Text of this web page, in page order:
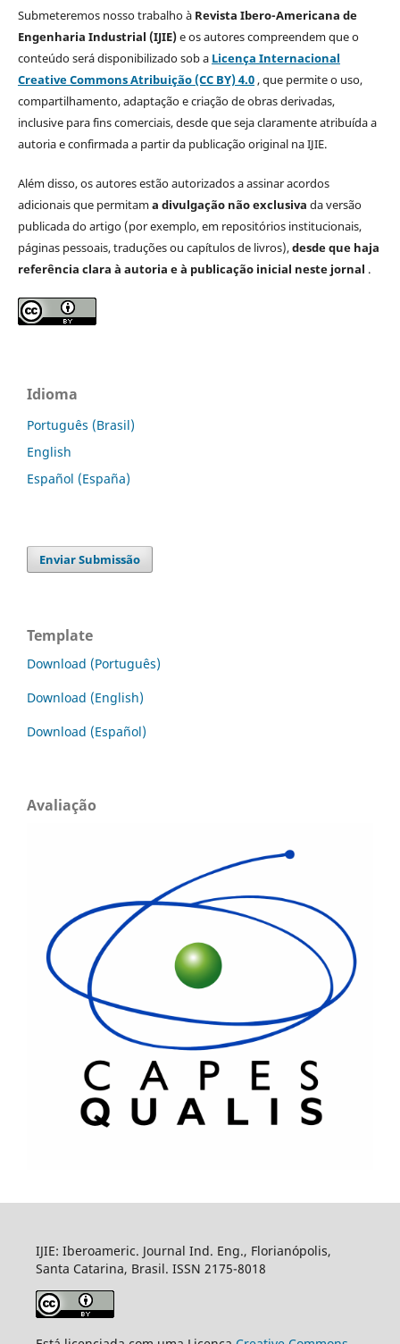
Submeteremos nosso trabalho à Revista Ibero-Americana de
Engenharia Industrial (IJIE)e os autores compreendem que o
conteúdo será disponibilizado sob a Licença Internacional
Creative Commons Atribuição (CC BY) 4.0, que permite o uso,
compartilhamento, adaptação e criação de obras derivadas,
inclusive para fins comerciais, desde que seja claramente atribuída a
autoria e confirmada a partir da publicação original na IJIE.
Além disso, os autores estão autorizados a assinar acordos
adicionais que permitama divulgação não exclusiva da versão
publicada do artigo (por exemplo, em repositórios institucionais,
páginas pessoais, traduções ou capítulos de livros),desde que haja
referência clara à autoria e à publicação inicial neste jornal .
Idioma
Português (Brasil)
English
Español (España)
Enviar Submissão
Template
Download (Português)
Download (English)
Download (Español)
Avaliação
IJIE: Iberoameric. Journal Ind. Eng., Florianópolis,
Santa Catarina, Brasil. ISSN 2175-8018